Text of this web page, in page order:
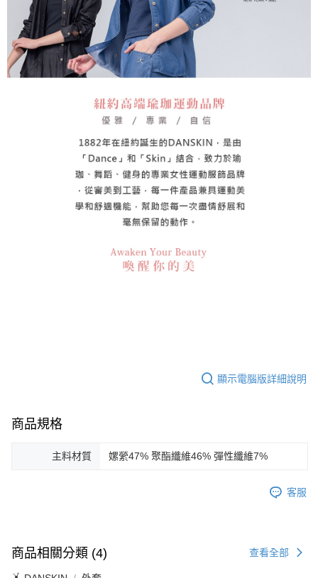
顯示電腦版詳細說明
商品規格
主料材質 嫘縈47% 聚酯纖維46% 彈性纖維7%
客服
商品相關分類 (4) 查看全部